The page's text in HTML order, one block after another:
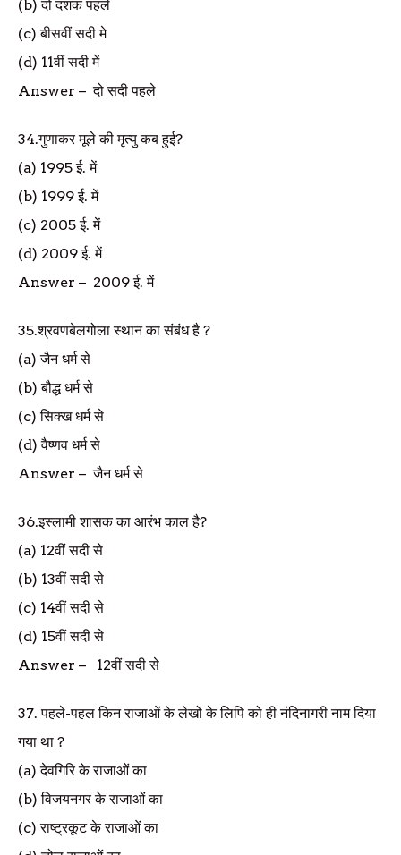
(b)दो दशक पहले
(c)बीसवीं सदी मे
(d) 11वीं सदी में
Answer –दो सदी पहले
34.गुणाकर मूले की मृत्यु कब हुई?
(a) 1995ई. में
(b) 1999ई. में
(c) 2005ई. में
(d) 2009ई. में
Answer – 2009ई. में
35.श्रवणबेलगोला स्थान का संबंध है ?
(a)जैन धर्म से
(b)बौद्ध धर्म से
(c)सिक्ख धर्म से
(d)वैष्णव धर्म से
Answer –जैन धर्म से
36.इस्लामी शासक का आरंभ काल है?
(a) 12वीं सदी से
(b) 13वीं सदी से
(c) 14वीं सदी से
(d) 15वीं सदी से
Answer – 12वीं सदी से
37.पहले-पहल किन राजाओं के लेखों के लिपि को ही नंदिनागरी नाम दिया
गया था ?
(a)देवगिरि के राजाओं का
(b)विजयनगर के राजाओं का
(c)राष्ट्रकूट के राजाओं का